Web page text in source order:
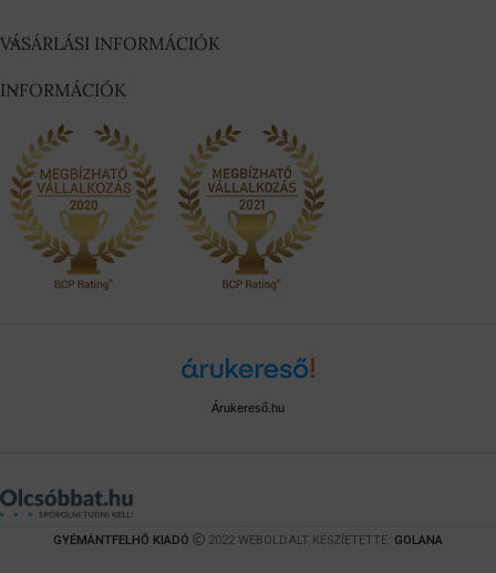
VÁSÁRLÁSI INFORMÁCIÓK
INFORMÁCIÓK
Árukereső.hu
GYÉMÁNTFELHŐ KIADÓ 2022 WEBOLDALT KÉSZÍETETTE: GOLANA